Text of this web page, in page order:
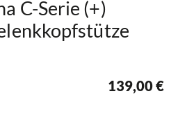
C-Serie (+)
139,00 €